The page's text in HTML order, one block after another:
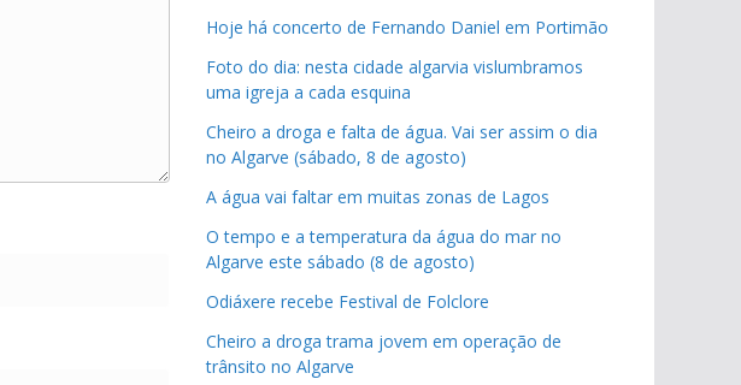
Hoje há concerto de Fernando Daniel em Portimão
Foto do dia: nesta cidade algarvia vislumbramos
uma igreja a cada esquina
Cheiro a droga e falta de água. Vai ser assim o dia
no Algarve (sábado, 8 de agosto)
A água vai faltar em muitas zonas de Lagos
O tempo e a temperatura da água do mar no
Algarve este sábado (8 de agosto)
Odiáxere recebe Festival de Folclore
Cheiro a droga trama jovem em operação de
trânsito no Algarve